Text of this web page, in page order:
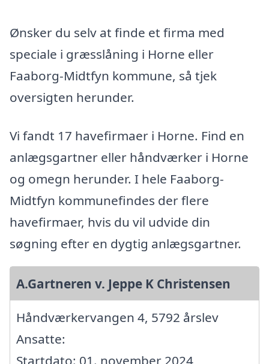
Ønsker du selv at finde et firma med
speciale i græsslåning i Horne eller
Faaborg-Midtfyn kommune, så tjek
oversigten herunder.
Vi fandt 17 havefirmaer i Horne. Find en
anlægsgartner eller håndværker i Horne
og omegn herunder. I hele Faaborg-
Midtfyn kommunefindes der flere
havefirmaer, hvis du vil udvide din
søgning efter en dygtig anlægsgartner.
A.Gartneren v. Jeppe K Christensen
Håndværkervangen 4, 5792 årslev
Ansatte:
Startdato: 01. november 2024,